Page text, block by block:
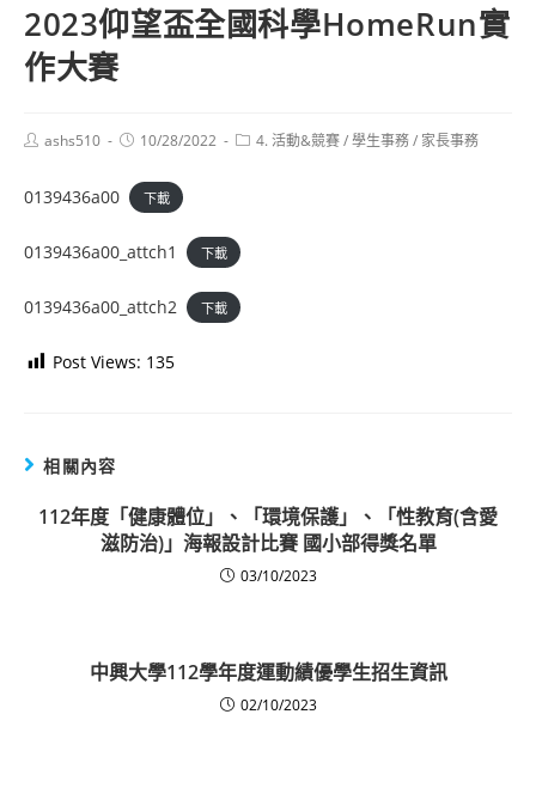
2023仰望盃全國科學HomeRun實
作大賽
Postashs510
Post10/28/2022
Post4. 活動&競賽/學生事務/ 家長事務
0139436a00 下載
0139436a00_attch1 下載
0139436a00_attch2 下載
Post Views: 135
相關內容
112年度「健康體位」、「環境保護」、「性教育(含愛
滋防治)」海報設計比賽 國小部得獎名單
03/10/2023
中興大學112學年度運動績優學生招生資訊
02/10/2023